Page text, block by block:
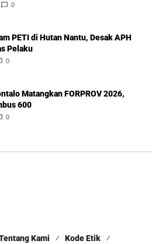
0
PETI di Hutan Nantu, Desak APH
Pelaku
0
Matangkan FORPROV 2026,
600
0
Kami Kode Etik